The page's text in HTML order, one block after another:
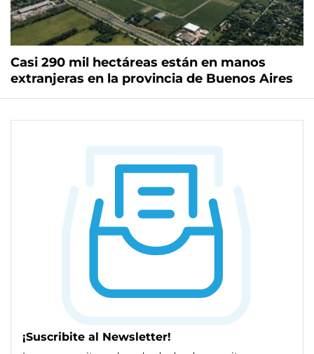
Casi 290 mil hectáreas están en manos
extranjeras en la provincia de Buenos Aires
¡Suscribite al Newsletter!